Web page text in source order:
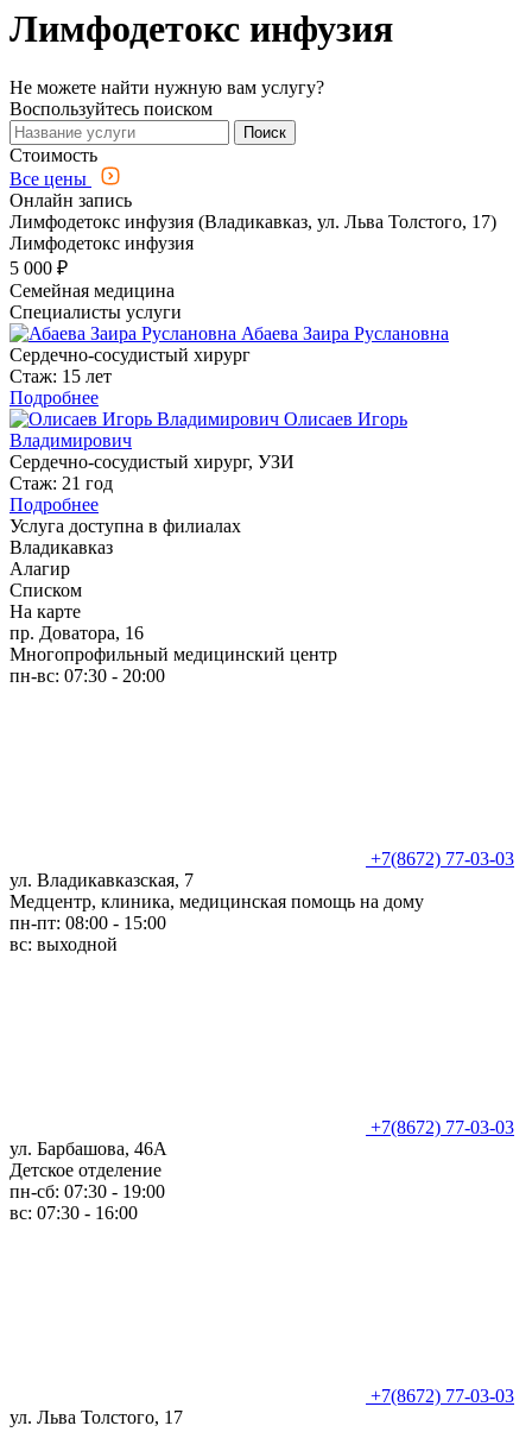
Лимфодетокс инфузия
Не можете найти нужную вам услугу?
Воспользуйтесь поиском
Поиск
Стоимость
Все цены
Онлайн запись
Лимфодетокс инфузия (Владикавказ, ул. Льва Толстого, 17)
Лимфодетокс инфузия
5 000 ₽
Семейная медицина
Специалисты услуги
Абаева Заира Руслановна
Сердечно-сосудистый хирург
Стаж: 15 лет
Подробнее
Олисаев Игорь
Владимирович
Сердечно-сосудистый хирург, УЗИ
Стаж: 21 год
Подробнее
Услуга доступна в филиалах
Владикавказ
Алагир
Списком
На карте
пр. Доватора, 16
Многопрофильный медицинский центр
пн-вс: 07:30 - 20:00
+7(8672) 77-03-03
ул. Владикавказская, 7
Медцентр, клиника, медицинская помощь на дому
пн-пт: 08:00 - 15:00
вс: выходной
+7(8672) 77-03-03
ул. Барбашова, 46А
Детское отделение
пн-сб: 07:30 - 19:00
вс: 07:30 - 16:00
+7(8672) 77-03-03
ул. Льва Толстого, 17